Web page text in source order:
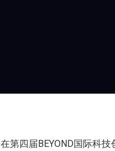
在第四届BEYOND国际科技